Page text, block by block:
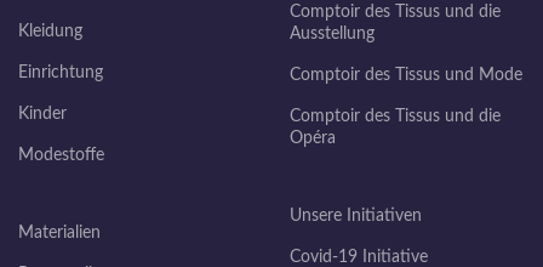
Kleidung
Einrichtung
Kinder
Modestoffe
Materialien
Comptoir des Tissus und die
Ausstellung
Comptoir des Tissus und Mode
Comptoir des Tissus und die
Opéra
Unsere Initiativen
Covid-19 Initiative